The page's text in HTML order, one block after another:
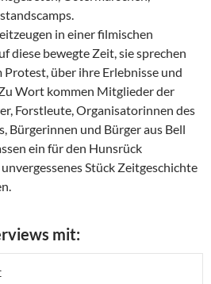
in einer filmischen
diese bewegte Zeit, sie sprechen
über ihre Erlebnisse und
Wort kommen Mitglieder der
Forstleute, Organisatorinnen des
Bürgerinnen und Bürger aus Bell
ein für den Hunsrück
Stück Zeitgeschichte
mit: